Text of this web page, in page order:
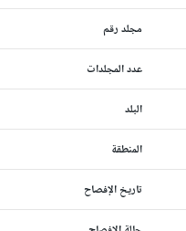
مجلد رقم
عدد المجلدات
البلد
المنطقة
تاريخ الإفصاح